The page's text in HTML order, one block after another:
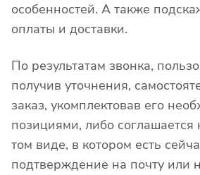
особенностей. А также
оплаты и доставки.
По результатам звонка,
получив уточнения,
заказ, укомплектовав его
позициями, либо
том виде, в котором есть
подтверждение на почту или